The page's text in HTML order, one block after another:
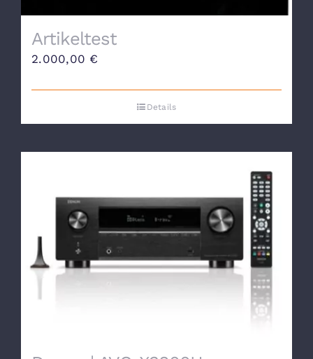
Artikeltest
2.000,00 €
Details